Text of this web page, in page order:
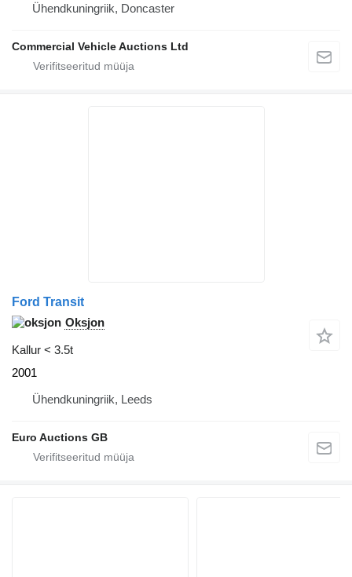
Ühendkuningriik, Doncaster
Commercial Vehicle Auctions Ltd
Ford Transit
Oksjon
Kallur < 3.5t
2001
Ühendkuningriik, Leeds
Euro Auctions GB